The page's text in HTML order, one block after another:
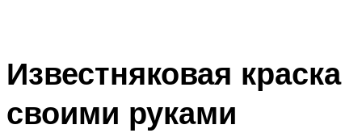
Известняковая краска
своими руками